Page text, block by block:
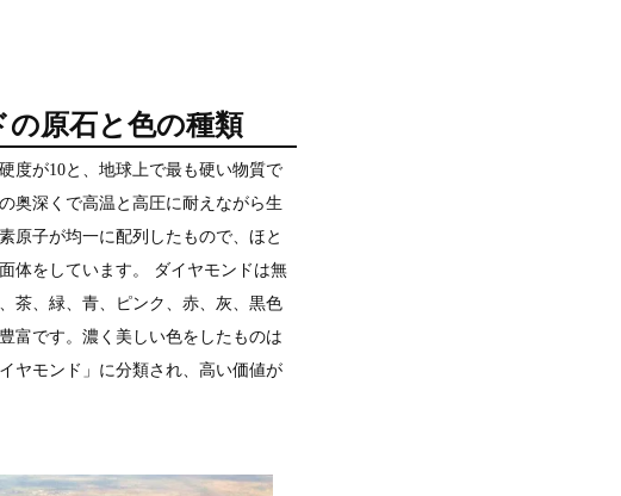
の原石と色の種類
度が10と、地球上で最も硬い物質で
奥深くで高温と高圧に耐えながら生
原子が均一に配列したもので、ほと
体をしています。 ダイヤモンドは無
茶、緑、青、ピンク、赤、灰、黒色
富です。濃く美しい色をしたものは
ヤモンド」に分類され、高い価値が